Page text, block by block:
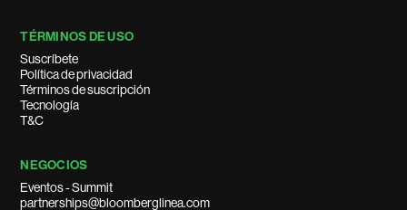
TÉRMINOS DE USO
Suscríbete
Política de privacidad
Términos de suscripción
Tecnología
T&C
NEGOCIOS
Eventos - Summit
partnerships@bloomberglinea.com